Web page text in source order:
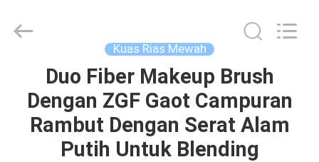
RUMAH
PRODUK
Kuas Rias Mewah
Duo Fiber Makeup Brush
Dengan ZGF Gaot Campuran
Rambut Dengan Serat Alam
Putih Untuk Blending